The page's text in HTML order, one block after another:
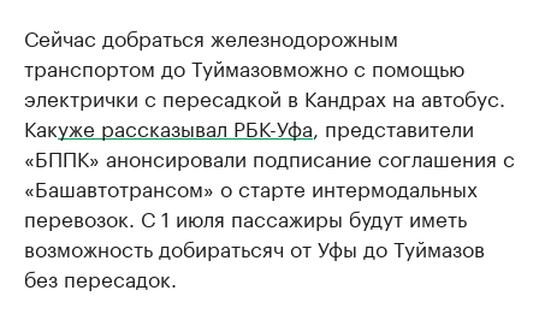
Сейчас добраться железнодорожным
транспортом до Туймазовможно с помощью
электрички с пересадкой в Кандрах на автобус.
Какуже рассказывал РБК-Уфа, представители
«БППК» анонсировали подписание соглашения с
«Башавтотрансом» о старте интермодальных
перевозок. С 1 июля пассажиры будут иметь
возможность добиратьсяч от Уфы до Туймазов
без пересадок.